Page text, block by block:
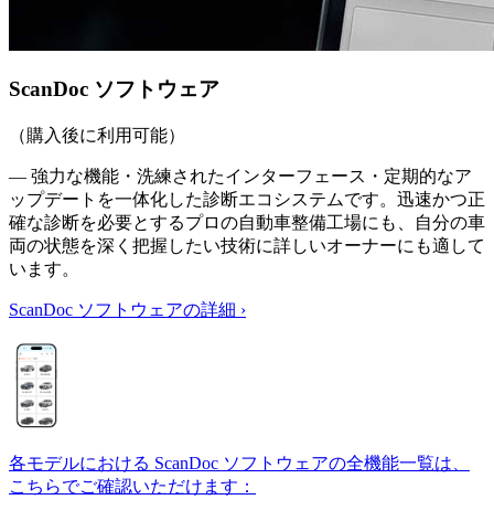
ScanDoc ソフトウェア
（購入後に利用可能）
— 強力な機能・洗練されたインターフェース・定期的なア
ップデートを一体化した診断エコシステムです。迅速かつ正
確な診断を必要とするプロの自動車整備工場にも、自分の車
両の状態を深く把握したい技術に詳しいオーナーにも適して
います。
ScanDoc ソフトウェアの詳細 ›
各モデルにおける ScanDoc ソフトウェアの全機能一覧は、
こちらでご確認いただけます：